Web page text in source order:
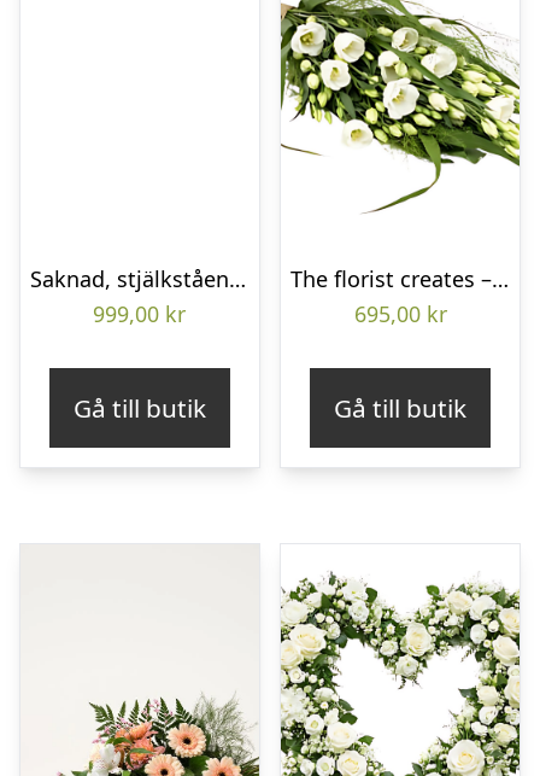
Saknad, stjälkstående bukett
999,00 kr
Gå till butik
The florist creates – Funeral bouquet
695,00 kr
Gå till butik